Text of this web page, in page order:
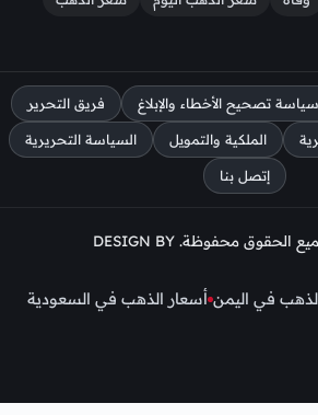
سياسة تصحيح الأخطاء والإبلاغ فريق التحرير
الملكية والتمويل السياسة التحريرية
إتصل بنا
© 2026 اليمن الغد — جميع الحقوق محفوظة. DESIGN BY
في اليمن أسعار الذهب في السعودية